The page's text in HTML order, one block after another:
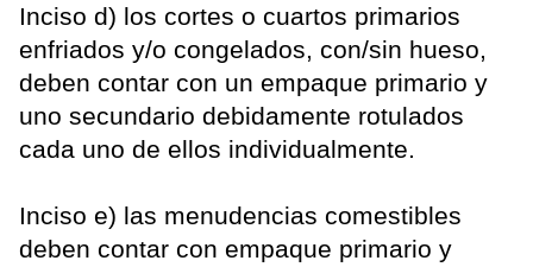
Inciso d) los cortes o cuartos primarios
enfriados y/o congelados, con/sin hueso,
deben contar con un empaque primario y
uno secundario debidamente rotulados
cada uno de ellos individualmente.
Inciso e) las menudencias comestibles
deben contar con empaque primario y